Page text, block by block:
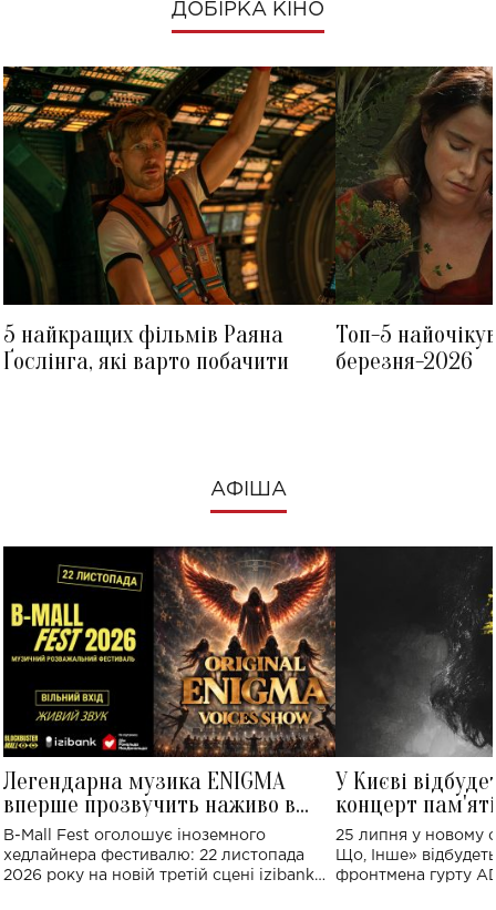
ДОБІРКА КІНО
5 найкращих фільмів Раяна
Ґослінга, які варто побачити
Топ-5
березня-2026
АФІША
Легендарна музика ENIGMA
вперше прозвучить наживо в
Україні: де відбудеться концерт
B-Mall Fest оголошує іноземного
хедлайнера фестивалю: 22 листопада
2026 року на новій третій сцені izibank
У Києві
концерт
Клименка:
виконають
25 липня у новому
Що, Інше»
фронтмена гурту